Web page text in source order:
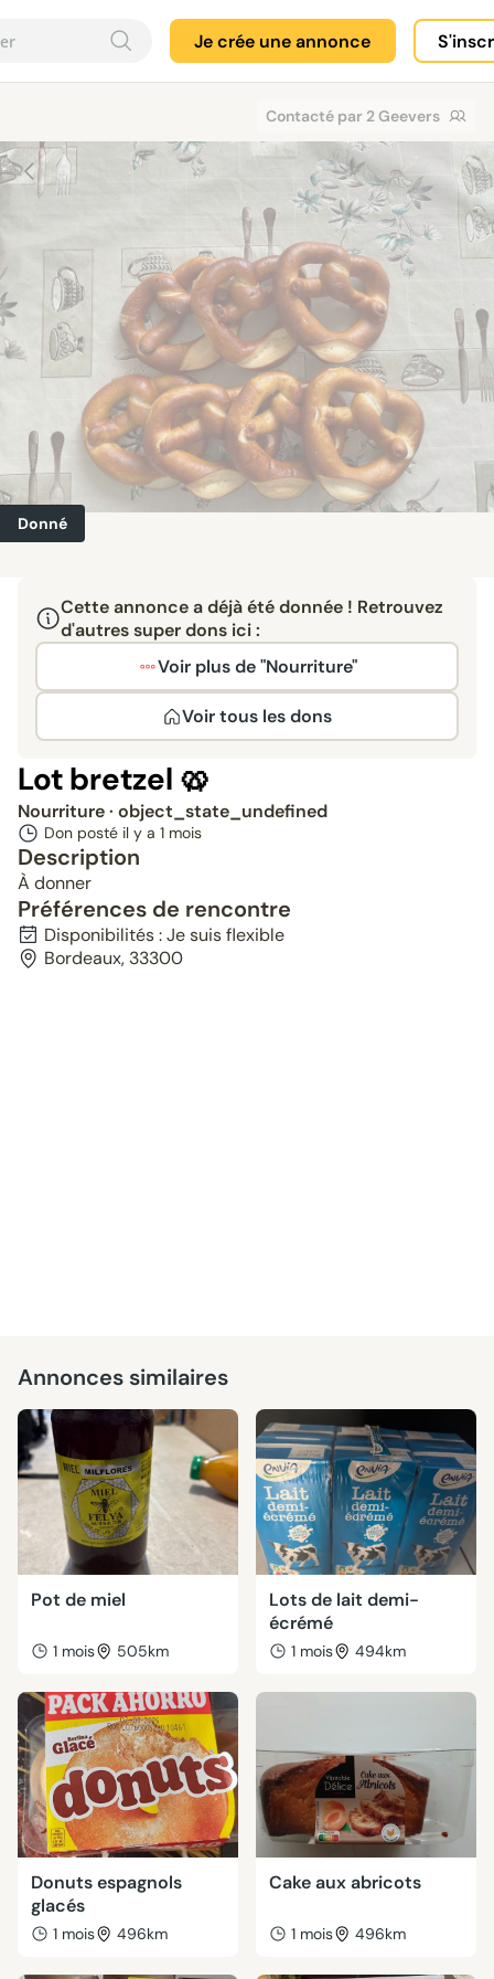
Je crée une annonce
Contacté par 2 Geevers
Donné
Cette annonce a déjà été donnée ! Retrouvez
d'autres super dons ici :
Voir plus de "Nourriture"
Voir tous les dons
Lot bretzel 🥨
Nourriture· object_state_undefined
Don posté il y a 1 mois
Description
À donner
Préférences de rencontre
Disponibilités : Je suis flexible
Bordeaux, 33300
Annonces similaires
Pot de miel
1 mois 505km
Lots de lait demi-
écrémé
1 mois 494km
Donuts espagnols
glacés
1 mois 496km
Cake aux abricots
1 mois 496km